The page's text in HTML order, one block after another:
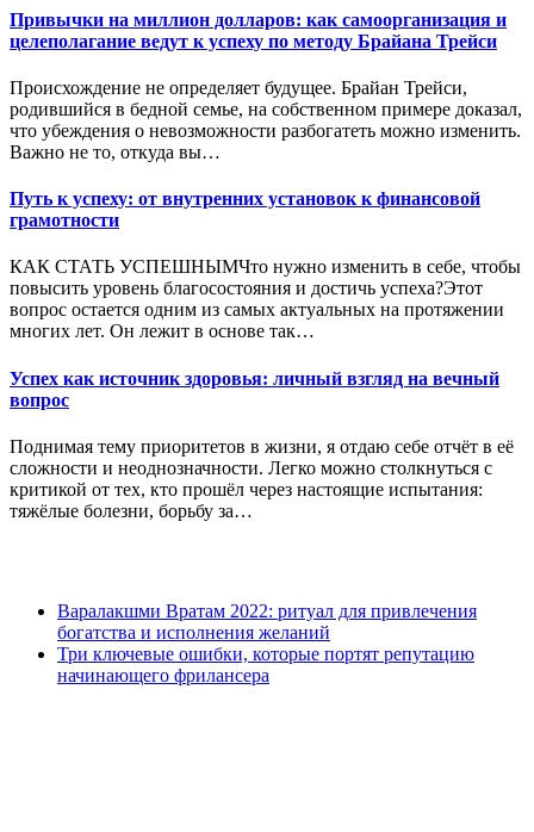
Привычки на миллион долларов: как самоорганизация и
целеполагание ведут к успеху по методу Брайана Трейси
Происхождение не определяет будущее. Брайан Трейси,
родившийся в бедной семье, на собственном примере доказал,
что убеждения о невозможности разбогатеть можно изменить.
Важно не то, откуда вы…
Путь к успеху: от внутренних установок к финансовой
грамотности
КАК СТАТЬ УСПЕШНЫМЧто нужно изменить в себе, чтобы
повысить уровень благосостояния и достичь успеха?Этот
вопрос остается одним из самых актуальных на протяжении
многих лет. Он лежит в основе так…
Успех как источник здоровья: личный взгляд на вечный
вопрос
Поднимая тему приоритетов в жизни, я отдаю себе отчёт в её
сложности и неоднозначности. Легко можно столкнуться с
критикой от тех, кто прошёл через настоящие испытания:
тяжёлые болезни, борьбу за…
Варалакшми Вратам 2022: ритуал для привлечения
богатства и исполнения желаний
Три ключевые ошибки, которые портят репутацию
начинающего фрилансера